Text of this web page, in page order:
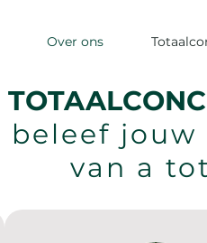
Over ons
beleef jouw
van a